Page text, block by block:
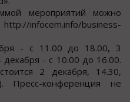
мероприятий можно
infocem.info/business-
- с 11.00 до 18.00, 3
- с 10.00 до 16.00.
2 декабря, 14.30,
конференция не